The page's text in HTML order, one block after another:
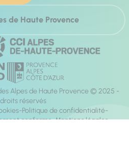
de Haute Provence
Alpes de Haute Provence © 2025 -
réservés
Politique de confidentialité
conforme Mentions légales